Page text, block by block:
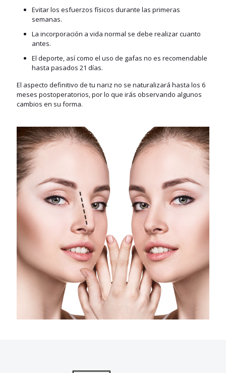
Evitar los esfuerzos físicos durante las primeras
semanas.
La incorporación a vida normal se debe realizar cuanto
antes.
El deporte, así como el uso de gafas no es recomendable
hasta pasados 21 días.
El aspecto definitivo de tu nariz no se naturalizará hasta los 6
meses postoperatorios, por lo que irás observando algunos
cambios en su forma.